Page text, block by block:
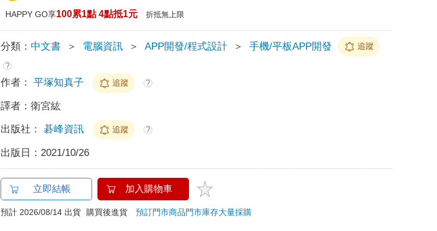
HAPPY GO享100累1點 4點抵1元 折抵無上限
分類： 中文書 ＞ 電腦資訊 ＞ APP開發/程式設計 ＞ 手機/平板APP開發 追蹤
?
作者： 平塚知真子 追蹤 ?
譯者：衛宮紘
出版社： 碁峰資訊 追蹤 ?
出版日： 2021/10/26
立即結帳 加入購物車
預計 2026/08/14 出貨 購買後進貨預訂門市商品門市庫存大量採購